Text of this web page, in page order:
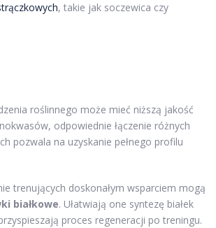
, takie jak soczewica czy
roślinnego może mieć niższą jakość
odpowiednie łączenie różnych
pozwala na uzyskanie pełnego profilu
trenujących doskonałym wsparciem mogą
białkowe. Ułatwiają one syntezę białek
proces regeneracji po treningu.